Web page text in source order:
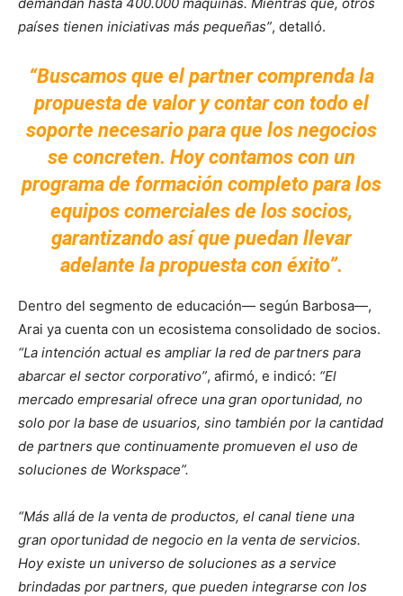
países tienen iniciativas más pequeñas”, detalló.
“Buscamos que el partner comprenda la
propuesta de valor y contar con todo el
soporte necesario para que los negocios
se concreten. Hoy contamos con un
programa de formación completo para los
equipos comerciales de los socios,
garantizando así que puedan llevar
adelante la propuesta con éxito”.
Dentro del segmento de educación— según Barbosa—,
Arai ya cuenta con un ecosistema consolidado de socios.
“La intención actual es ampliar la red de partners para
abarcar el sector corporativo”, afirmó, e indicó: “El
mercado empresarial ofrece una gran oportunidad, no
solo por la base de usuarios, sino también por la cantidad
de partners que continuamente promueven el uso de
soluciones de Workspace”.
“Más allá de la venta de productos, el canal tiene una
gran oportunidad de negocio en la venta de servicios.
Hoy existe un universo de soluciones as a service
brindadas por partners, que pueden integrarse con los